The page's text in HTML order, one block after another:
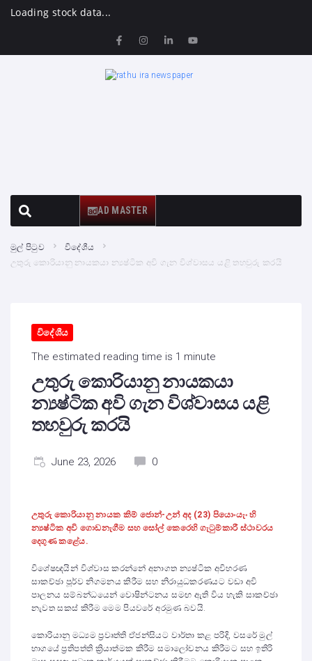
Loading stock data...
AD MASTER
මුල් පිටුව
විදේශීය
උතුරු කොරියානු නායකයා න්‍යෂ්ටික අවි ගැන විශ්වාසය යළි තහවුරු කරයි
විදේශීය
The estimated reading time is 1 minute
උතුරු කොරියානු නායකයා
න්‍යෂ්ටික අවි ගැන විශ්වාසය යළි
තහවුරු කරයි
June 23, 2026 0
උතුරු කොරියානු නායක කිම් ජොන්-උන් අද (23) පියොංයැං හි
න්‍යෂ්ටික අවි ගොඩනැගීම සහ සෝල් කෙරෙහි ගැටුම්කාරී ස්ථාවරය
දෙගුණ කළේය.
විශේෂඥයින් විශ්වාස කරන්නේ අනාගත න්‍යෂ්ටික අවිහරණ
සාකච්ඡා පූර්ව නිගමනය කිරීම සහ නිරායුධකරණයට වඩා අවි
පාලනය සම්බන්ධයෙන් වොෂින්ටනය සමඟ ඇති විය හැකි සාකච්ඡා
නැවත සකස් කිරීම මෙම පියවරේ අරමුණ බවයි.
කොරියානු මධ්‍යම ප්‍රවෘත්ති ඒජන්සියට වාර්තා කළ පරිදි, වසරේ මුල්
භාගයේ ප්‍රතිපත්ති ක්‍රියාත්මක කිරීම සමාලෝචනය කිරීමට සහ ඉතිරි